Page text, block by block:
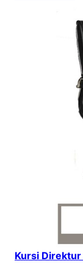
Kursi Direktur